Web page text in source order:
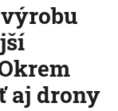
aj drony